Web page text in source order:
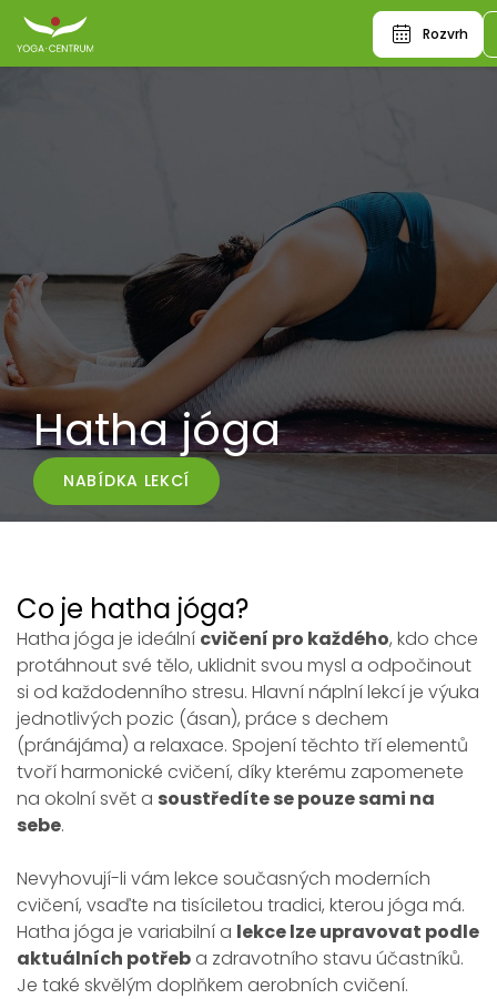
Rozvrh
Hatha jóga
NABÍDKA LEKCÍ
Co je hatha jóga?
Hatha jóga je ideální cvičení pro každého, kdo chce
protáhnout své tělo, uklidnit svou mysl a odpočinout
si od každodenního stresu. Hlavní náplní lekcí je výuka
jednotlivých pozic (ásan), práce s dechem
(pránájáma) a relaxace. Spojení těchto tří elementů
tvoří harmonické cvičení, díky kterému zapomenete
na okolní svět a soustředíte se pouze sami na
sebe.
Nevyhovují-li vám lekce současných moderních
cvičení, vsaďte na tisíciletou tradici, kterou jóga má.
Hatha jóga je variabilní a lekce lze upravovat podle
aktuálních potřeb a zdravotního stavu účastníků.
Je také skvělým doplňkem aerobních cvičení.